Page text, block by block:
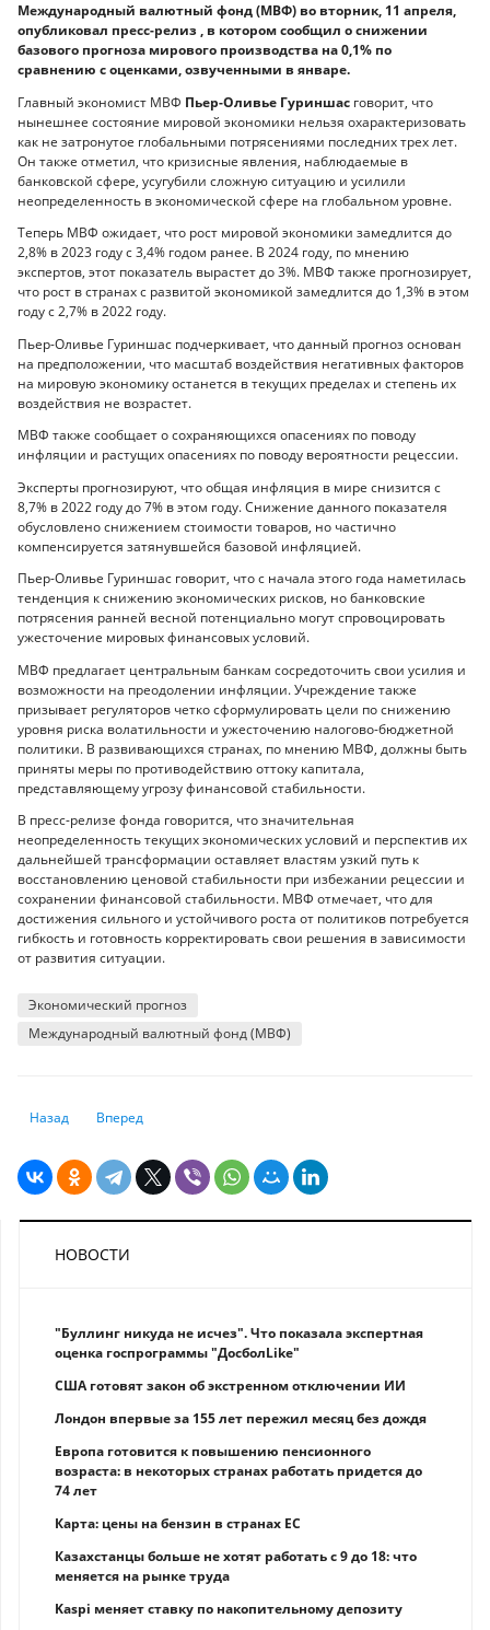
Международный валютный фонд (МВФ) во вторник, 11 апреля,
опубликовал пресс-релиз , в котором сообщил о снижении
базового прогноза мирового производства на 0,1% по
сравнению с оценками, озвученными в январе.
Главный экономист МВФ Пьер-Оливье Гуриншас говорит, что
нынешнее состояние мировой экономики нельзя охарактеризовать
как не затронутое глобальными потрясениями последних трех лет.
Он также отметил, что кризисные явления, наблюдаемые в
банковской сфере, усугубили сложную ситуацию и усилили
неопределенность в экономической сфере на глобальном уровне.
Теперь МВФ ожидает, что рост мировой экономики замедлится до
2,8% в 2023 году с 3,4% годом ранее. В 2024 году, по мнению
экспертов, этот показатель вырастет до 3%. МВФ также прогнозирует,
что рост в странах с развитой экономикой замедлится до 1,3% в этом
году с 2,7% в 2022 году.
Пьер-Оливье Гуриншас подчеркивает, что данный прогноз основан
на предположении, что масштаб воздействия негативных факторов
на мировую экономику останется в текущих пределах и степень их
воздействия не возрастет.
МВФ также сообщает о сохраняющихся опасениях по поводу
инфляции и растущих опасениях по поводу вероятности рецессии.
Эксперты прогнозируют, что общая инфляция в мире снизится с
8,7% в 2022 году до 7% в этом году. Снижение данного показателя
обусловлено снижением стоимости товаров, но частично
компенсируется затянувшейся базовой инфляцией.
Пьер-Оливье Гуриншас говорит, что с начала этого года наметилась
тенденция к снижению экономических рисков, но банковские
потрясения ранней весной потенциально могут спровоцировать
ужесточение мировых финансовых условий.
МВФ предлагает центральным банкам сосредоточить свои усилия и
возможности на преодолении инфляции. Учреждение также
призывает регуляторов четко сформулировать цели по снижению
уровня риска волатильности и ужесточению налогово-бюджетной
политики. В развивающихся странах, по мнению МВФ, должны быть
приняты меры по противодействию оттоку капитала,
представляющему угрозу финансовой стабильности.
В пресс-релизе фонда говорится, что значительная
неопределенность текущих экономических условий и перспектив их
дальнейшей трансформации оставляет властям узкий путь к
восстановлению ценовой стабильности при избежании рецессии и
сохранении финансовой стабильности. МВФ отмечает, что для
достижения сильного и устойчивого роста от политиков потребуется
гибкость и готовность корректировать свои решения в зависимости
от развития ситуации.
Экономический прогноз
Международный валютный фонд (МВФ)
Предыдущий: Пороги для использования пенсионных накоплений на
Назад Следующий: В Нацбанке рассказали, что сейчас в Украине
Вперед
НОВОСТИ
"Буллинг никуда не исчез". Что показала экспертная
оценка госпрограммы "ДосболLike"
США готовят закон об экстренном отключении ИИ
Лондон впервые за 155 лет пережил месяц без дождя
Европа готовится к повышению пенсионного
возраста: в некоторых странах работать придется до
74 лет
Карта: цены на бензин в странах ЕС
Казахстанцы больше не хотят работать с 9 до 18: что
меняется на рынке труда
Kaspi меняет ставку по накопительному депозиту